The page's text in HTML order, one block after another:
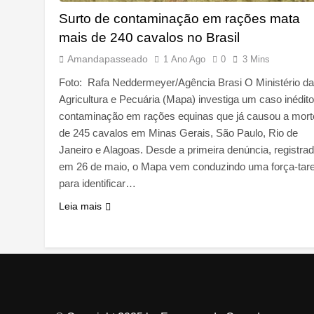
Surto de contaminação em rações mata
mais de 240 cavalos no Brasil
Amandapasseado 1 Ano Ago 0 3 Mins
Foto: Rafa Neddermeyer/Agência Brasi O Ministério da
Agricultura e Pecuária (Mapa) investiga um caso
contaminação em rações equinas que já causou a
de 245 cavalos em Minas Gerais, São Paulo, Rio de
Janeiro e Alagoas. Desde a primeira denúncia,
em 26 de maio, o Mapa vem conduzindo uma força-
para identificar…
Leia mais